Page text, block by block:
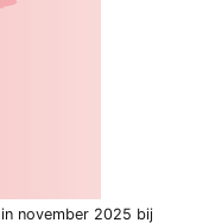
november 2025 bij